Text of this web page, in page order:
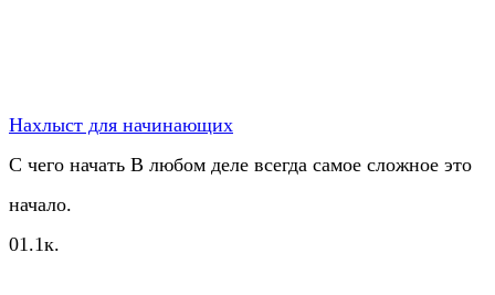
Нахлыст для начинающих
С чего начать В любом деле всегда самое сложное это
начало.
01.1к.